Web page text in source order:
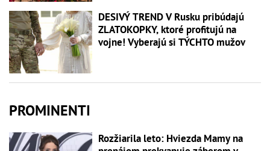
DESIVÝ TREND V Rusku pribúdajú
ZLATOKOPKY, ktoré profitujú na
vojne! Vyberajú si TÝCHTO mužov
PROMINENTI
Rozžiarila leto: Hviezda Mamy na